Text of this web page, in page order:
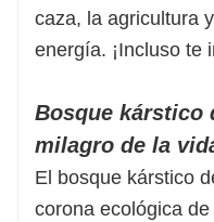
caza, la agricultura
energía. ¡Incluso te
Bosque kárstico
milagro de la
El bosque kárstico
corona ecológica